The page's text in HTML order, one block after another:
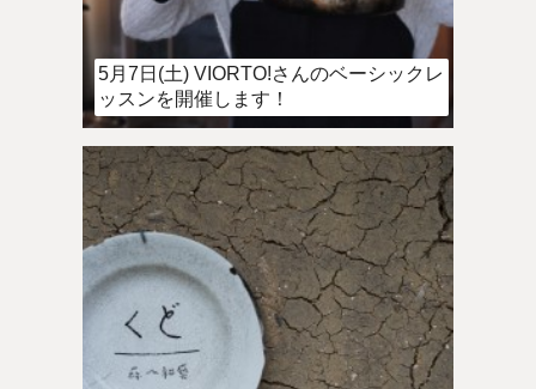
5月7日(土) VIORTO!さんのベーシックレ
ッスンを開催します！